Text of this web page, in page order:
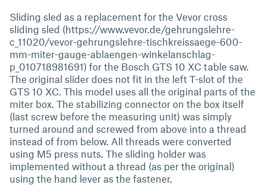
Sliding sled as a replacement for the Vevor cross
sliding sled (https://www.vevor.de/gehrungslehre-
c_11020/vevor-gehrungslehre-tischkreissaege-600-
mm-miter-gauge-ablaengen-winkelanschlag-
p_010718981691) for the Bosch GTS 10 XC table saw.
The original slider does not fit in the left T-slot of the
GTS 10 XC. This model uses all the original parts of the
miter box. The stabilizing connector on the box itself
(last screw before the measuring unit) was simply
turned around and screwed from above into a thread
instead of from below. All threads were converted
using M5 press nuts. The sliding holder was
implemented without a thread (as per the original)
using the hand lever as the fastener.